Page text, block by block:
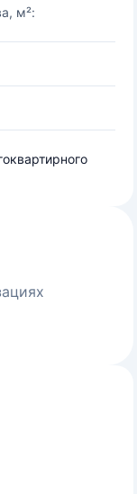
м²: